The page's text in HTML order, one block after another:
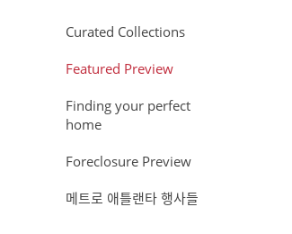
Curated Collections
Featured Preview
Finding your perfect
home
Foreclosure Preview
메트로 애틀랜타 행사들